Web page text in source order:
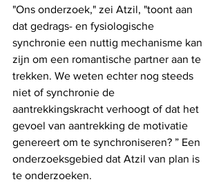
"Ons onderzoek," zei Atzil, "toont aan
dat gedrags- en fysiologische
synchronie een nuttig mechanisme kan
zijn om een ​​romantische partner aan te
trekken. We weten echter nog steeds
niet of synchronie de
aantrekkingskracht verhoogt of dat het
gevoel van aantrekking de motivatie
genereert om te synchroniseren? ” Een
onderzoeksgebied dat Atzil van plan is
te onderzoeken.